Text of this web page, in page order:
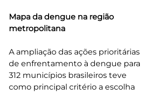
Mapa da dengue na região
metropolitana
A ampliação das ações prioritárias
de enfrentamento à dengue para
312 municípios brasileiros teve
como principal critério a escolha